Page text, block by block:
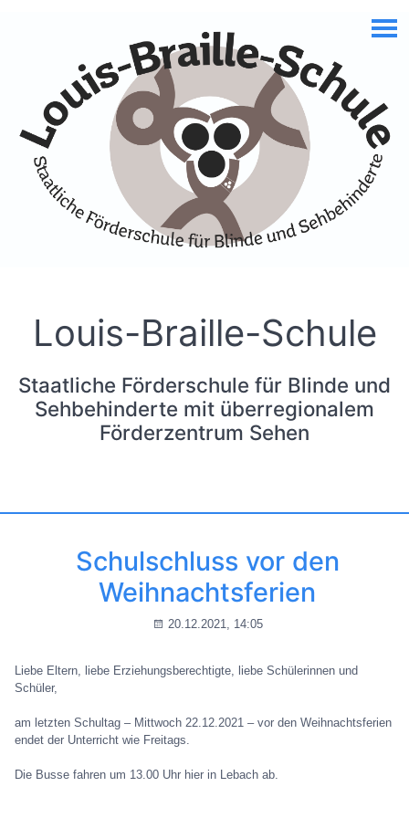
Louis-Braille-Schule
Staatliche Förderschule für Blinde und
Sehbehinderte mit überregionalem
Förderzentrum Sehen
Schulschluss vor den
Weihnachtsferien
20.12.2021, 14:05
Liebe Eltern, liebe Erziehungsberechtigte, liebe Schülerinnen und
Schüler,
am letzten Schultag – Mittwoch 22.12.2021 – vor den Weihnachtsferien
endet der Unterricht wie Freitags.
Die Busse fahren um 13.00 Uhr hier in Lebach ab.